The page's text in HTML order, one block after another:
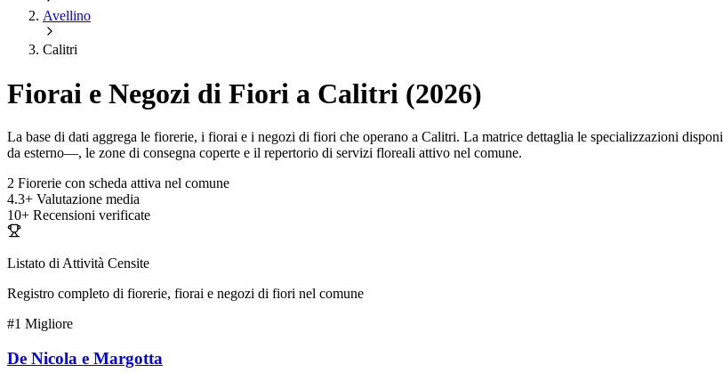
Avellino
Calitri
Fiorai e Negozi di Fiori a Calitri (2026)
La base di dati aggrega le fiorerie, i fiorai e i negozi di fiori che operano a Calitri. La matrice dettaglia le specializzazioni
da esterno—, le zone di consegna coperte e il repertorio di servizi floreali attivo nel comune.
2 Fiorerie con scheda attiva nel comune
4.3+ Valutazione media
10+ Recensioni verificate
Listato di Attività Censite
Registro completo di fiorerie, fiorai e negozi di fiori nel comune
#1 Migliore
De Nicola e Margotta